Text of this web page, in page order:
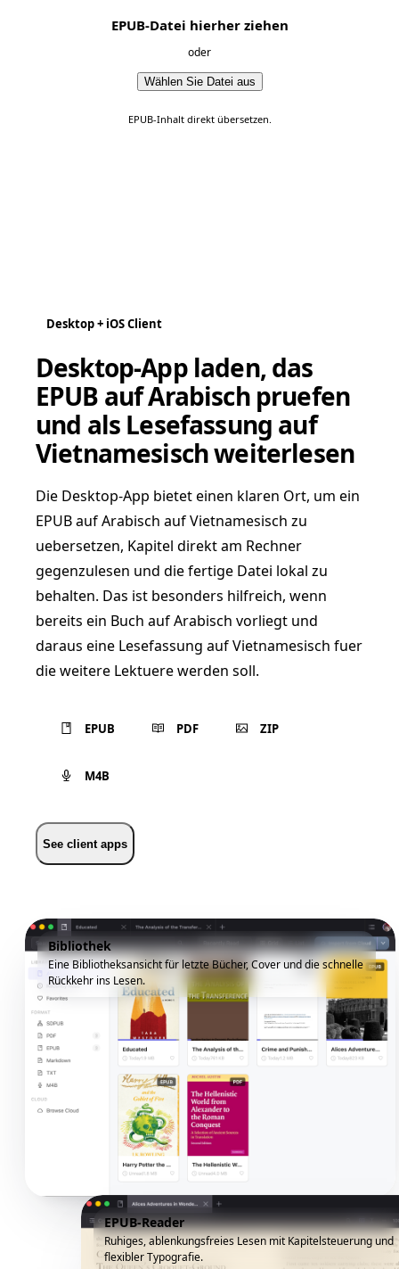
EPUB-Datei hierher ziehen
oder
Wählen Sie Datei aus
EPUB-Inhalt direkt übersetzen.
Desktop + iOS Client
Desktop-App laden, das
EPUB auf Arabisch pruefen
und als Lesefassung auf
Vietnamesisch weiterlesen
Die Desktop-App bietet einen klaren Ort, um ein
EPUB auf Arabisch auf Vietnamesisch zu
uebersetzen, Kapitel direkt am Rechner
gegenzulesen und die fertige Datei lokal zu
behalten. Das ist besonders hilfreich, wenn
bereits ein Buch auf Arabisch vorliegt und
daraus eine Lesefassung auf Vietnamesisch fuer
die weitere Lektuere werden soll.
EPUB PDF ZIP
M4B
See client apps
Bibliothek
Eine Bibliotheksansicht für letzte Bücher, Cover und die schnelle
Rückkehr ins Lesen.
EPUB-Reader
Ruhiges, ablenkungsfreies Lesen mit Kapitelsteuerung und
flexibler Typografie.